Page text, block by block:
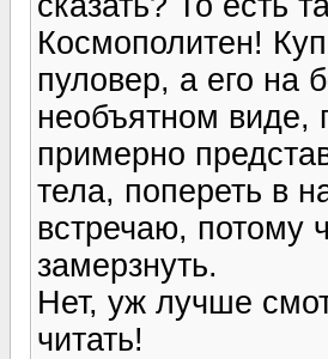
Космополитен!
пуловер, а его на
необъятном виде,
примерно
тела, попереть в
встречаю, потому
замерзнуть.
Нет, уж лучше
читать!